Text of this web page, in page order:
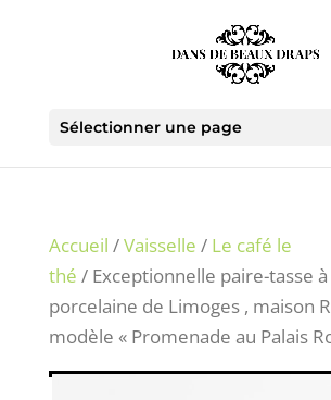
Sélectionner une page
Accueil /Vaisselle / Le café le
thé / Exceptionnelle paire-tasse
porcelaine de Limoges , maison
modèle « Promenade au Palais